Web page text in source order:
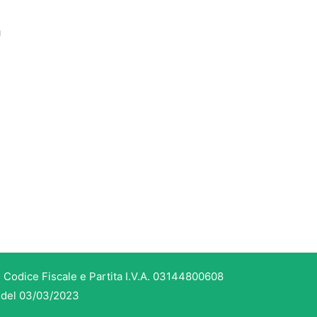
Fiscale e Partita I.V.A. 03144800608
03/03/2023